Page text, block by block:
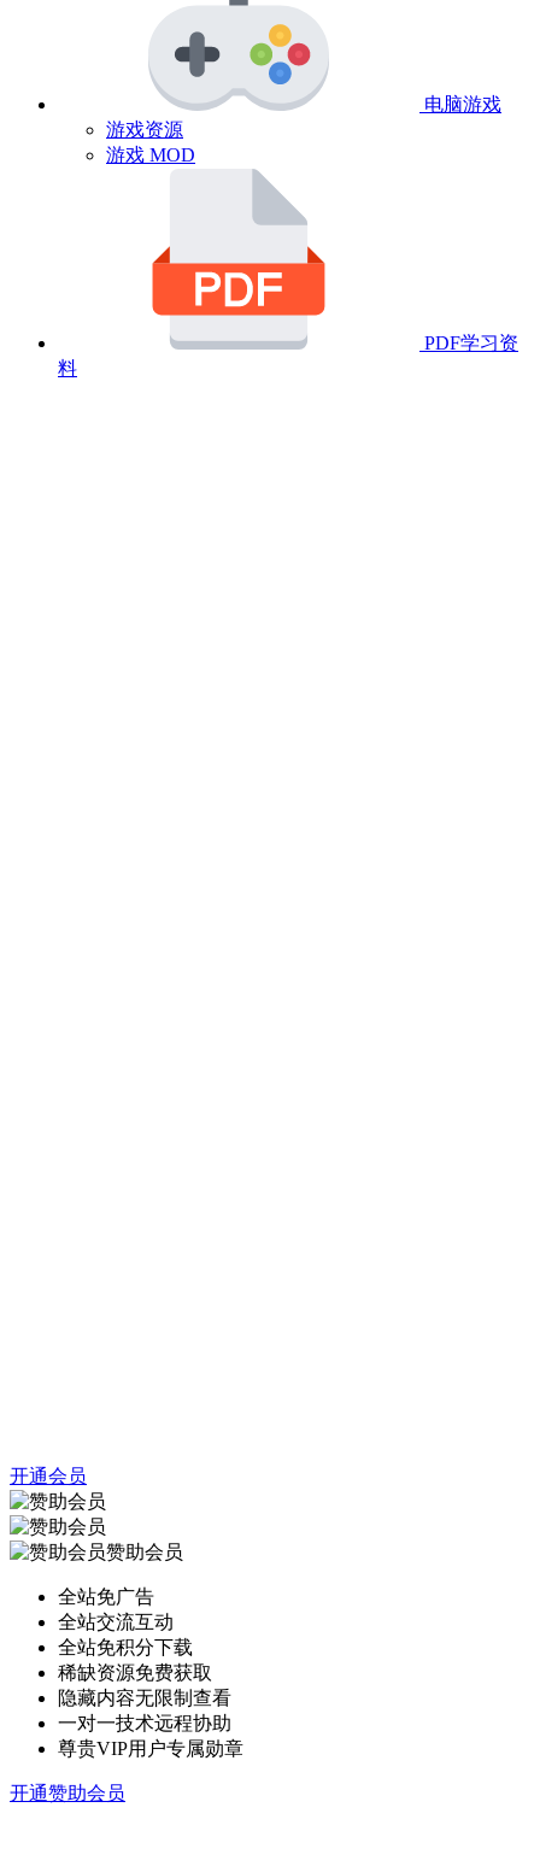
电脑游戏
游戏资源
游戏 MOD
PDF学习资
料
开通会员
赞助会员
全站免广告
全站交流互动
全站免积分下载
稀缺资源免费获取
隐藏内容无限制查看
一对一技术远程协助
尊贵VIP用户专属勋章
开通赞助会员